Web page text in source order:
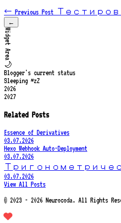
← Previous Post
←
Widget Area
🌙
Blogger's current status
Sleeping ~zZ
2026
2027
Related Posts
Essence of Derivatives
03.07.2026
Hexo Webhook Auto-Deployment
03.07.2026
03.07.2026
View All Posts
© 2023 - 2026 Neurocoda. All Rights